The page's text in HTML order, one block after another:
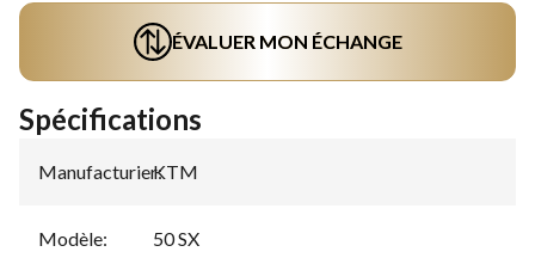
ÉVALUER MON ÉCHANGE
Spécifications
Manufacturier:
KTM
Modèle: 50 SX